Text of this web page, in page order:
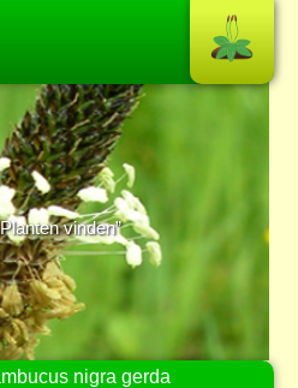
vinden”
nigra gerda